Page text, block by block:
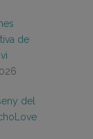
de
del